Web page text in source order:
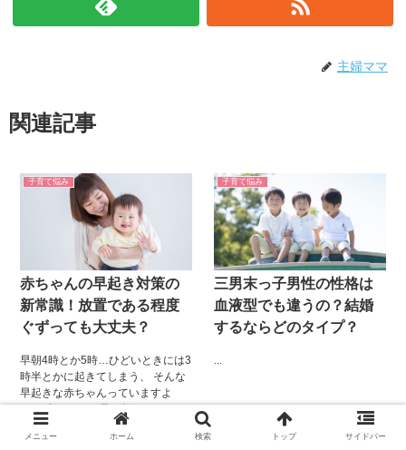
主婦ママ
関連記事
子育て悩み
赤ちゃんの早起き対策の
新常識！放置である程度
ぐずっても大丈夫？
早朝4時とか5時…ひどいときには3
時半とかに起きてしまう、 そんな
早起きな赤ちゃんっていますよ
どうしますか？ オムツを替えてあ
げたり、抱っこしたり授乳した
子育て悩み
三男末っ子男性の性格は
血液型でも違うの？結婚
するならどのタイプ？
メニュー ホーム 検索 トップ サイドバー